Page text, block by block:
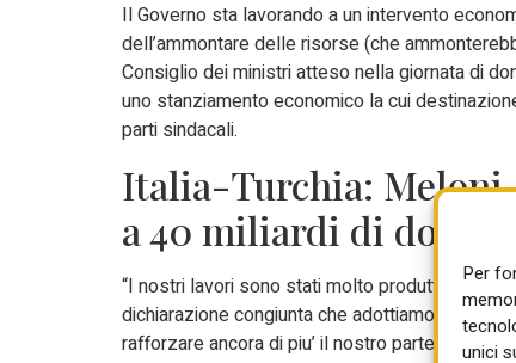
Per
unici
Il Governo sta lavorando a un intervento
dell’ammontare delle risorse (che
Consiglio dei ministri atteso nella giornata di
uno stanziamento economico la cui
parti sindacali.
Italia-Turchia:
a 40 miliardi di dollari
“I nostri lavori sono stati molto produttivi e
dichiarazione congiunta che adottiamo oggi
rafforzare ancora di piu’ il nostro partenariato”.